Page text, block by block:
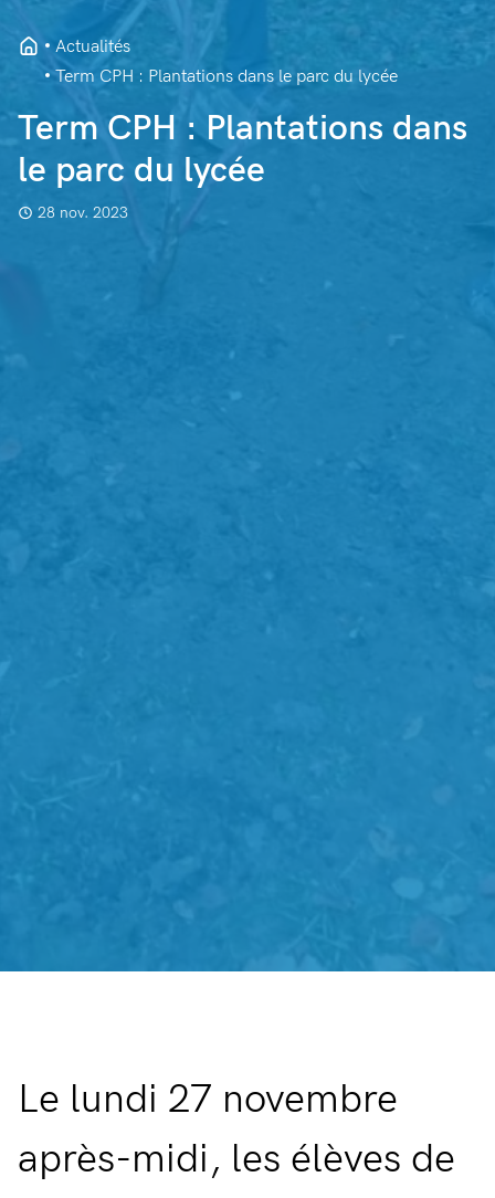
Term CPH : Plantations dans
le parc du lycée
Actualités
Term CPH : Plantations dans le parc du lycée
28 nov. 2023
Le lundi 27 novembre
après-midi, les élèves de